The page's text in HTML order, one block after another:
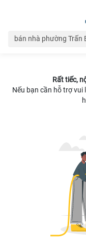
Rất tiếc,
Nếu bạn cần hỗ trợ